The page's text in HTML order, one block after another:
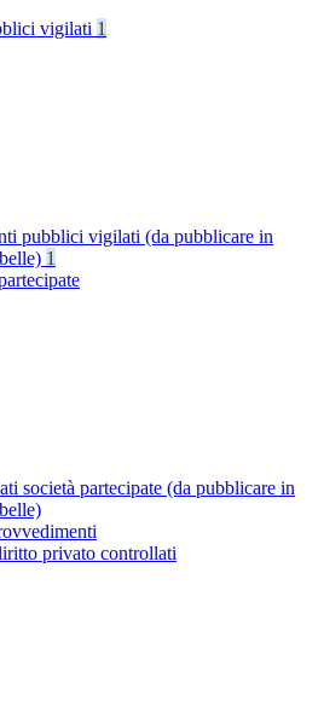
vigilati 1
pubblici vigilati (da pubblicare in
1
società partecipate (da pubblicare in
privato controllati